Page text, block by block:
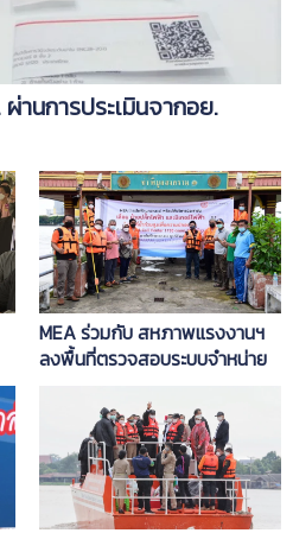
านการประเมินจากอย.
MEA ร่วมกับ สหภาพแรงงานฯ
ลงพื้นที่ตรวจสอบระบบจำหน่าย
ริมแม่น้ำเจ้าพระยา จังหวัด
นนทบุรี